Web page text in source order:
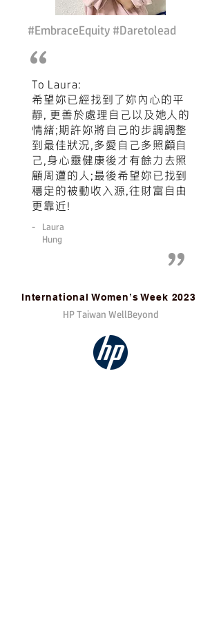
#EmbraceEquity #Daretolead
“
To Laura:
希望妳已經找到了妳內心的平
靜, 更善於處理自己以及她人的
情緒;期許妳將自己的步調調整
到最佳狀況,多愛自己多照顧自
己,身心靈健康後才有餘力去照
顧周遭的人;最後希望妳已找到
穩定的被動收入源,往財富自由
更靠近!
-
Laura
Hung
”
International Women’s Week 2023
HP Taiwan WellBeyond